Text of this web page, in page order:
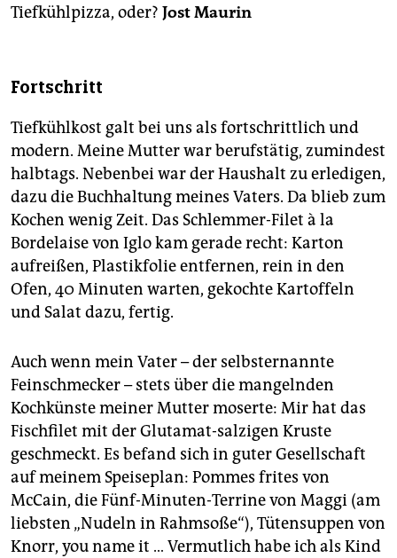
Tiefkühlpizza, oder? Jost Maurin
Fortschritt
Tiefkühlkost galt bei uns als fortschrittlich und
modern. Meine Mutter war berufstätig, zumindest
halbtags. Nebenbei war der Haushalt zu erledigen,
dazu die Buchhaltung meines Vaters. Da blieb zum
Kochen wenig Zeit. Das Schlemmer-Filet à la
Bordelaise von Iglo kam gerade recht: Karton
aufreißen, Plastikfolie entfernen, rein in den
Ofen, 40 Minuten warten, gekochte Kartoffeln
und Salat dazu, fertig.
Auch wenn mein Vater – der selbsternannte
Feinschmecker – stets über die mangelnden
Kochkünste meiner Mutter moserte: Mir hat das
Fischfilet mit der Glutamat-salzigen Kruste
geschmeckt. Es befand sich in guter Gesellschaft
auf meinem Speiseplan: Pommes frites von
McCain, die Fünf-Minuten-Terrine von Maggi (am
liebsten „Nudeln in Rahmsoße“), Tütensuppen von
Knorr, you name it … Vermutlich habe ich als Kind